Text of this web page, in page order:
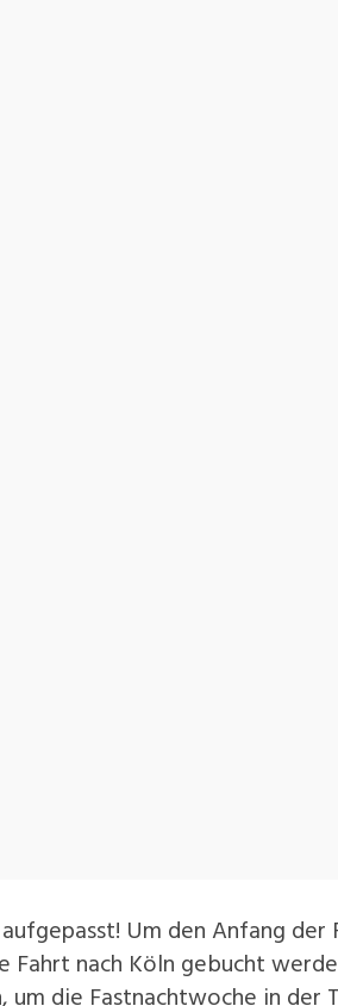
aufgepasst! Um den Anfang
Fahrt nach Köln gebucht
um die Fastnachtwoche in der